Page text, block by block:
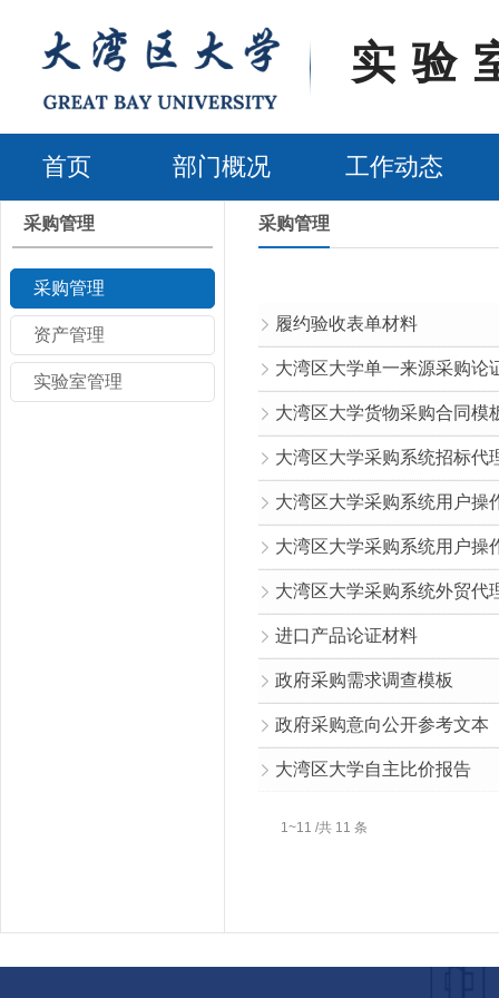
实验
首页 部门概况 工作动态
采购管理
采购管理
资产管理
实验室管理
采购管理
履约验收表单材料
大湾区大学单一来源采购论
大湾区大学货物采购合同模
大湾区大学采购系统招标代
大湾区大学采购系统用户操
大湾区大学采购系统用户操
大湾区大学采购系统外贸代
进口产品论证材料
政府采购需求调查模板
政府采购意向公开参考文本
大湾区大学自主比价报告
1~11 /共 11 条